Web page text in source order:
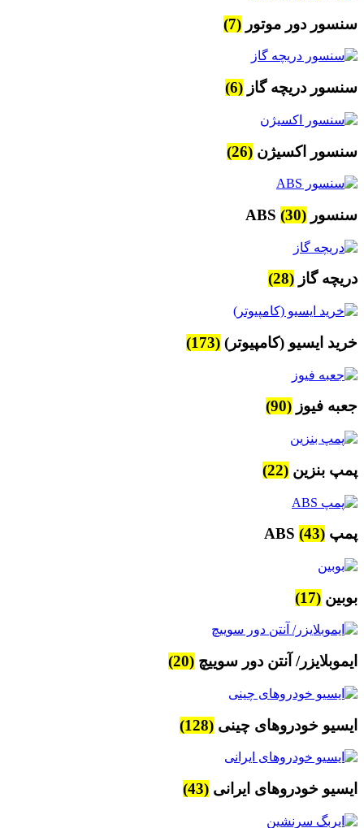
سنسور دور موتور (7)
سنسور دریچه گاز (6)
سنسور اکسیژن (26)
سنسور ABS (30)
دریچه گاز (28)
خرید ایسیو (کامپیوتر) (173)
جعبه فیوز (90)
پمپ بنزین (22)
پمپ ABS (43)
بوبین (17)
ایموبلایزر/ آنتن دور سوییچ (20)
ایسیو خودروهای چینی (128)
ایسیو خودروهای ایرانی (43)